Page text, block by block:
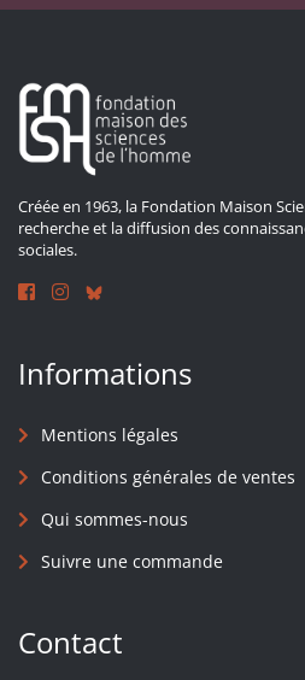
Créée en 1963, la Fondation Maison
recherche et la diffusion des
sociales.
Informations
Mentions légales
Conditions générales de ventes
Qui sommes-nous
Suivre une commande
Contact